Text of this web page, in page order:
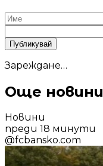
Публикувай
Зареждане…
Още новини
Новини
преди 18 минути
@fcbansko.com